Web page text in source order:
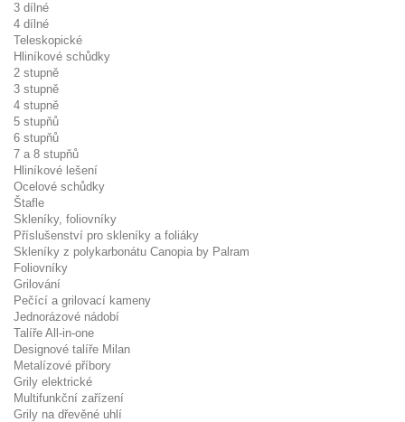
3 dílné
4 dílné
Teleskopické
Hliníkové schůdky
2 stupně
3 stupně
4 stupně
5 stupňů
6 stupňů
7 a 8 stupňů
Hliníkové lešení
Ocelové schůdky
Štafle
Skleníky, foliovníky
Příslušenství pro skleníky a foliáky
Skleníky z polykarbonátu Canopia by Palram
Foliovníky
Grilování
Pečící a grilovací kameny
Jednorázové nádobí
Talíře All-in-one
Designové talíře Milan
Metalízové příbory
Grily elektrické
Multifunkční zařízení
Grily na dřevěné uhlí